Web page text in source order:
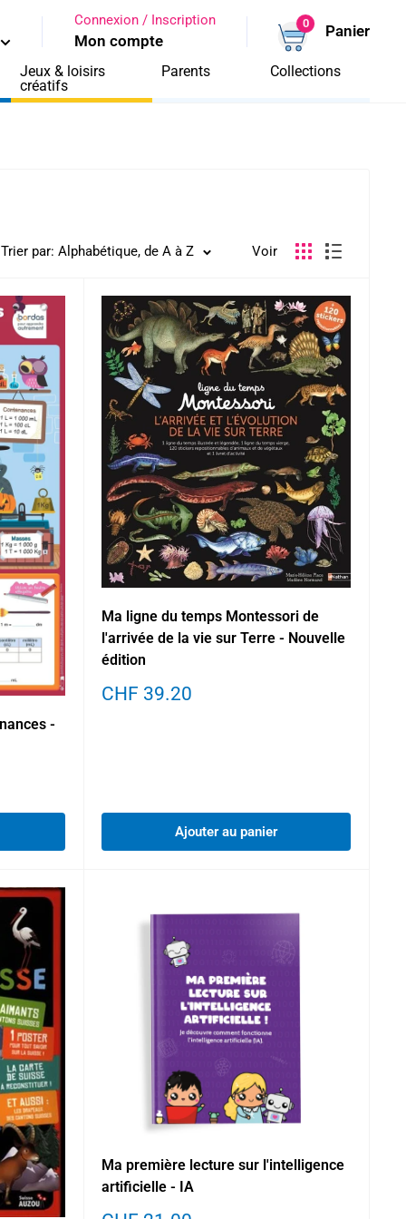
Connexion / Inscription
Mon compte
0 Panier
Jeux & loisirs
créatifs
Parents Collections
Trier par: Alphabétique, de A à Z Voir
-
Ma ligne du temps Montessori de
l'arrivée de la vie sur Terre - Nouvelle
édition
Prix
CHF 39.20
Ajouter au panier
Ma première lecture sur l'intelligence
artificielle - IA